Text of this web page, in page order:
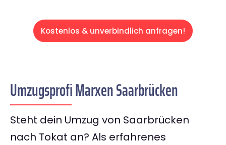
Kostenlos & unverbindlich anfragen!
Umzugsprofi Marxen Saarbrücken
Steht dein Umzug von Saarbrücken
nach Tokat an? Als erfahrenes